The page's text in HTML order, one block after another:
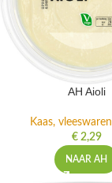
Kaas,
€ 2,29
NAAR AH